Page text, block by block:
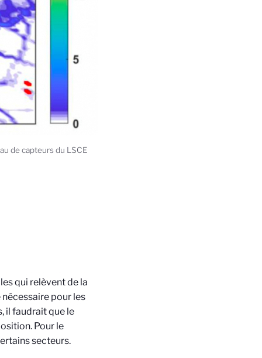
de capteurs du LSCE
qui relèvent de la
pour les
il faudrait que le
Pour le
secteurs.